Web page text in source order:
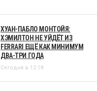
ХУАН-ПАБЛО МОНТОЙЯ:
ХЭМИЛТОН НЕ УЙДЁТ ИЗ
FERRARI ЕЩЁ КАК МИНИМУМ
ДВА-ТРИ ГОДА
Сегодня в 12:18